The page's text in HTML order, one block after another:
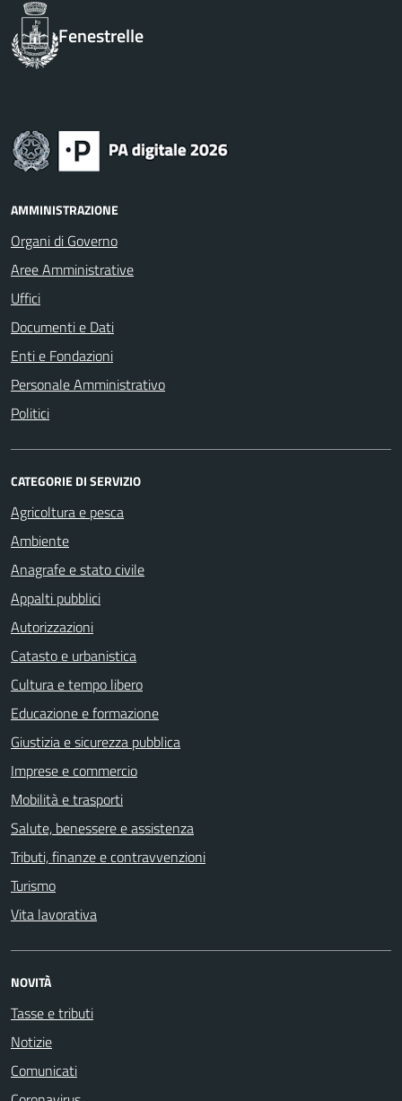
Fenestrelle
AMMINISTRAZIONE
Organi di Governo
Aree Amministrative
Uffici
Documenti e Dati
Enti e Fondazioni
Personale Amministrativo
Politici
CATEGORIE DI SERVIZIO
Agricoltura e pesca
Ambiente
Anagrafe e stato civile
Appalti pubblici
Autorizzazioni
Catasto e urbanistica
Cultura e tempo libero
Educazione e formazione
Giustizia e sicurezza pubblica
Imprese e commercio
Mobilità e trasporti
Salute, benessere e assistenza
Tributi, finanze e contravvenzioni
Turismo
Vita lavorativa
NOVITÀ
Tasse e tributi
Notizie
Comunicati